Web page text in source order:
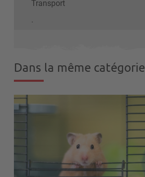
Transport
.
Dans la même catégorie